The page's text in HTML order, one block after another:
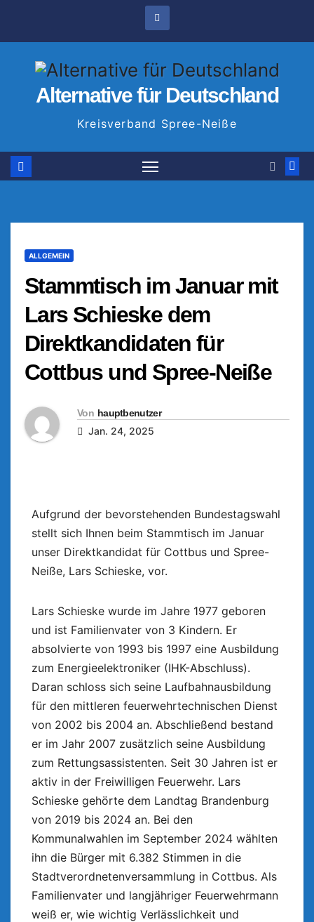
Alternative für Deutschland
Kreisverband Spree-Neiße
ALLGEMEIN
Stammtisch im Januar mit
Lars Schieske dem
Direktkandidaten für
Cottbus und Spree-Neiße
Von hauptbenutzer
Jan. 24, 2025
Aufgrund der bevorstehenden Bundestagswahl
stellt sich Ihnen beim Stammtisch im Januar
unser Direktkandidat für Cottbus und Spree-
Neiße, Lars Schieske, vor.
Lars Schieske wurde im Jahre 1977 geboren
und ist Familienvater von 3 Kindern. Er
absolvierte von 1993 bis 1997 eine Ausbildung
zum Energieelektroniker (IHK-Abschluss).
Daran schloss sich seine Laufbahnausbildung
für den mittleren feuerwehrtechnischen Dienst
von 2002 bis 2004 an. Abschließend bestand
er im Jahr 2007 zusätzlich seine Ausbildung
zum Rettungsassistenten. Seit 30 Jahren ist er
aktiv in der Freiwilligen Feuerwehr. Lars
Schieske gehörte dem Landtag Brandenburg
von 2019 bis 2024 an. Bei den
Kommunalwahlen im September 2024 wählten
ihn die Bürger mit 6.382 Stimmen in die
Stadtverordnetenversammlung in Cottbus. Als
Familienvater und langjähriger Feuerwehrmann
weiß er, wie wichtig Verlässlichkeit und